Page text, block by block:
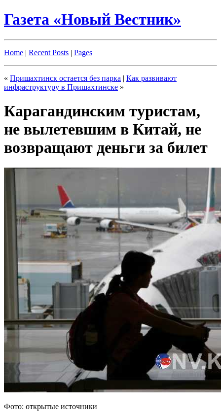
Газета «Новый Вестник»
Home | Recent Posts | Pages
« Пришахтинск остается без парка | Как развивают
инфраструктуру в Пришахтинске »
Карагандинским туристам,
не вылетевшим в Китай, не
возвращают деньги за билет
Фото: открытые источники